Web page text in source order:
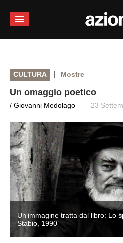
CULTURA | Mostre
Un omaggio poetico
/ Giovanni Medolago 23
Un’immagine tratta dal libro: Lo
Stabio, 1990